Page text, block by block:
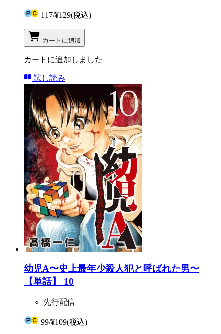
117/¥129(税込)
カートに追加
カートに追加しました
試し読み
幼児A〜史上最年少殺人犯と呼ばれた男〜
【単話】 10
先行配信
99/¥109(税込)